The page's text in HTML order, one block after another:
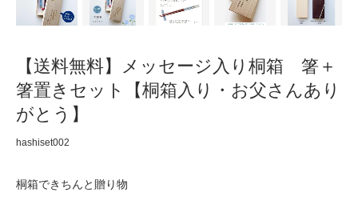
【送料無料】メッセージ入り桐箱 箸＋
箸置きセット【桐箱入り・お父さんあり
がとう】
hashiset002
桐箱できちんと贈り物